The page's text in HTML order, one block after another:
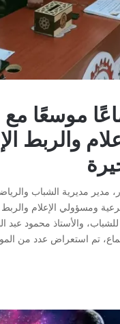
موسعًا
والربط
ومسؤولي الإعلام
والأستاذ محمود عبد
تم استعراض عدد من